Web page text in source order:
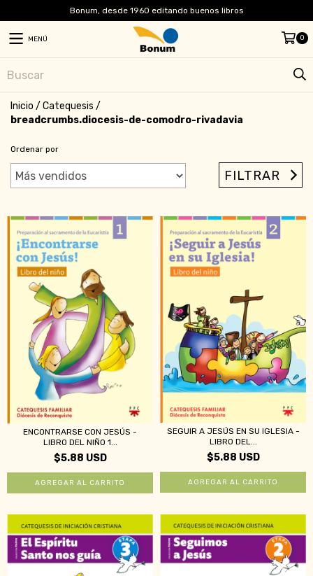
Bonum, desde 1960 editando buenos libros
MENÚ 0
Inicio / Catequesis /
breadcrumbs.diocesis-de-comodro-rivadavia
Ordenar por
FILTRAR
ENCONTRARSE CON JESÚS -
LIBRO DEL NIÑO 1...
$5.88 USD
SEGUIR A JESÚS EN SU IGLESIA -
LIBRO DEL...
$5.88 USD